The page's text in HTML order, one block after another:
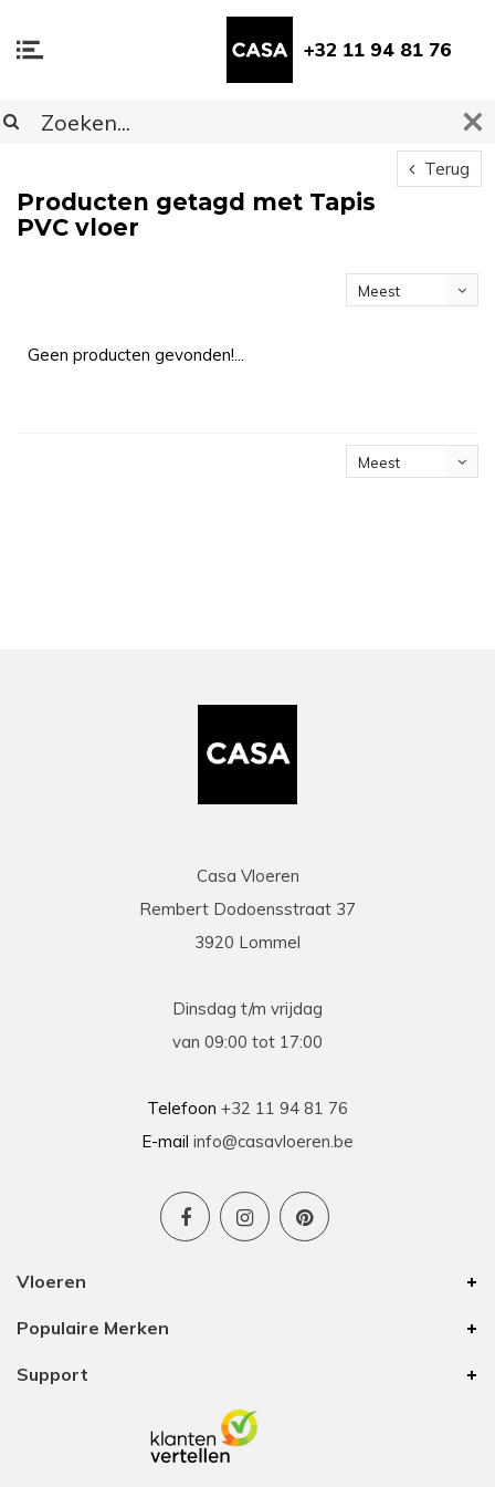
+32 11 94 81 76
Terug
Producten getagd met Tapis
PVC vloer
Meest
Geen producten gevonden!...
Meest
Casa Vloeren
Rembert Dodoensstraat 37
3920 Lommel
Dinsdag t/m vrijdag
van 09:00 tot 17:00
Telefoon +32 11 94 81 76
E-mail info@casavloeren.be
Vloeren
Populaire Merken
Support